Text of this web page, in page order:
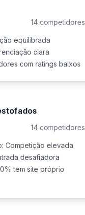
14 competidores
equilibrada
clara
com ratings baixos
14 competidores
Competição elevada
desafiadora
tem site próprio